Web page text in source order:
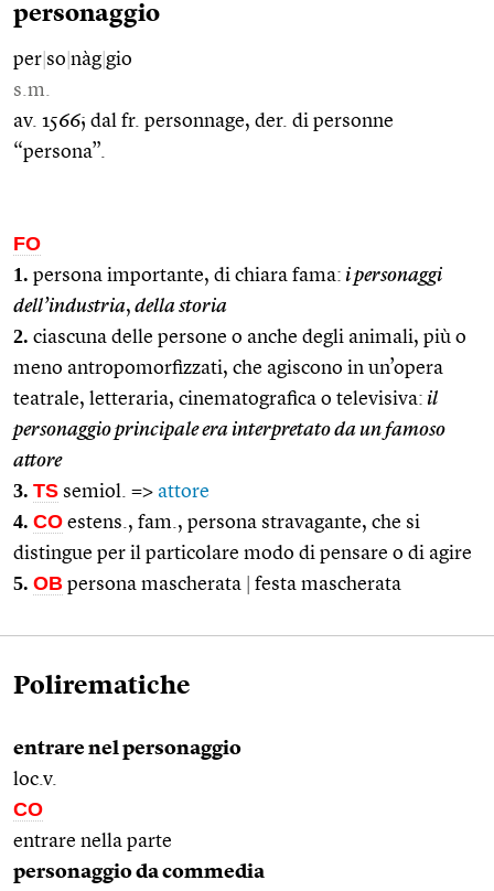
personaggio
per so nàg gio
s.m.
av. 1566; dal fr. personnage, der. di personne
“persona”.
FO
1. persona importante, di chiara fama: i personaggi
dell’industria, della storia
2. ciascuna delle persone o anche degli animali, più o
meno antropomorfizzati, che agiscono in un’opera
teatrale, letteraria, cinematografica o televisiva: il
personaggio principale era interpretato da un famoso
attore
3. TS semiol. => attore
4. CO estens., fam., persona stravagante, che si
distingue per il particolare modo di pensare o di agire
5. OB persona mascherata festa mascherata
Polirematiche
entrare nel personaggio
loc.v.
CO
entrare nella parte
personaggio da commedia